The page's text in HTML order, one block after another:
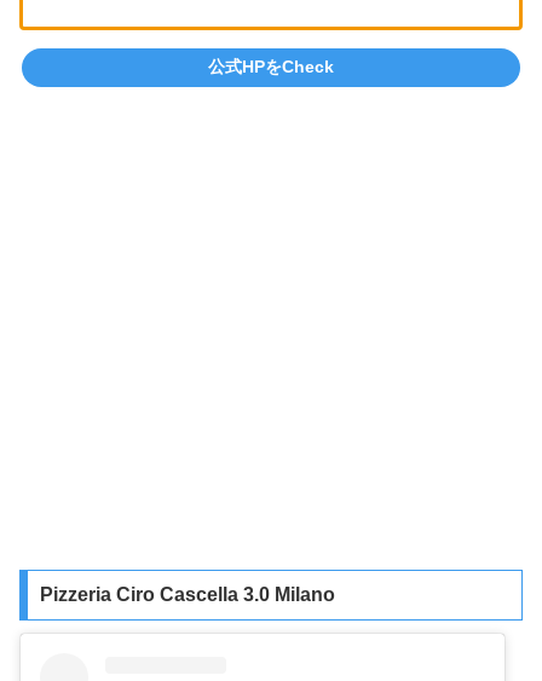
公式HPをCheck
Pizzeria Ciro Cascella 3.0 Milano